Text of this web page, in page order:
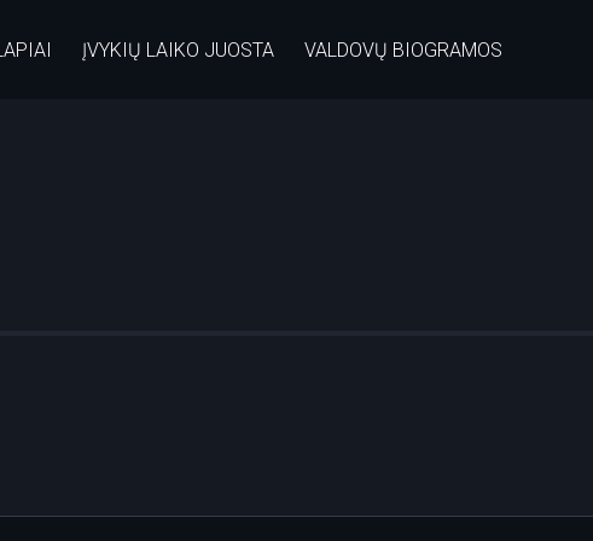
ĮVYKIŲ LAIKO JUOSTA VALDOVŲ BIOGRAMOS